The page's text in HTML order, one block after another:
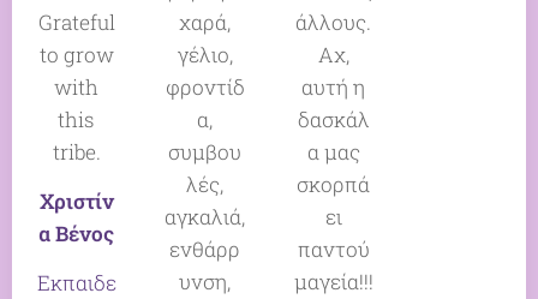
Grateful
to grow
with
this
tribe.
Χριστίν
α Βένος
Εκπαιδε
χαρά,
γέλιο,
φροντίδ
α,
συμβου
λές,
αγκαλιά,
ενθάρρ
υνση,
άλλους.
Αχ,
αυτή η
δασκάλ
α μας
σκορπά
ει
παντού
μαγεία!!!